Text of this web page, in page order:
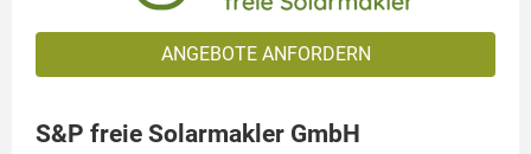
ANGEBOTE ANFORDERN
S&P freie Solarmakler GmbH